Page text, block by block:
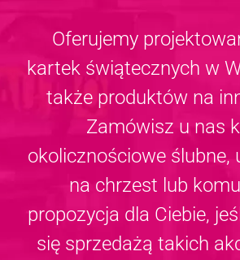
Oferujemy
kartek świątecznych w
także produktów na
Zamówisz u nas
okolicznościowe ślubne,
na chrzest lub
propozycja dla Ciebie,
się sprzedażą takich